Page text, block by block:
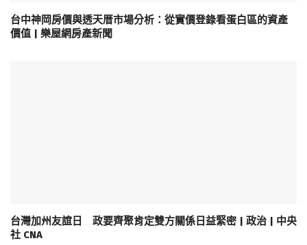
台中神岡房價與透天厝市場分析：從實價登錄看蛋白區的資產
價值 | 樂屋網房產新聞
台灣加州友誼日 政要齊聚肯定雙方關係日益緊密 | 政治 | 中央
社 CNA